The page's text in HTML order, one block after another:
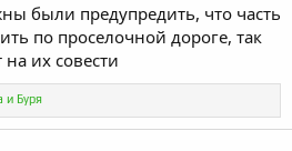
были предупредить, что часть
по проселочной дороге, так
на их совести
и Буря